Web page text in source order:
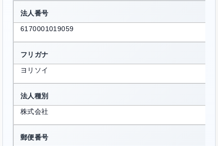
法人番号
6170001019059
フリガナ
ヨリソイ
法人種別
株式会社
郵便番号